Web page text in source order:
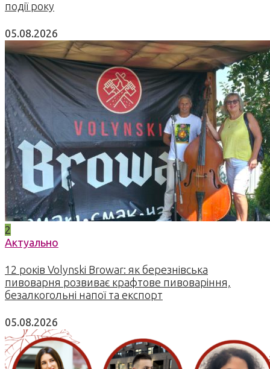
події року
05.08.2026
2
Актуально
12 років Volynski Browar: як березнівська
пивоварня розвиває крафтове пивоваріння,
безалкогольні напої та експорт
05.08.2026